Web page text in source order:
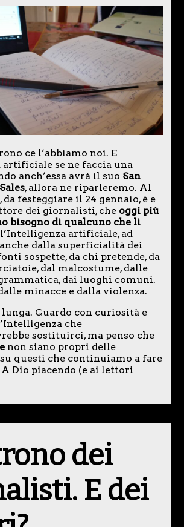
ce l’abbiamo noi. E
artificiale se ne faccia una
anch’essa avrà il suo San
, allora ne riparleremo. Al
festeggiare il 24 gennaio, è e
dei giornalisti, che oggi più
bisogno di qualcuno che li
artificiale, ad
dalla superficialità dei
sospette, da chi pretende, da
dal malcostume, dalle
dai luoghi comuni.
minacce e dalla violenza.
Guardo con curiosità e
che
sostituirci, ma penso che
non siano propri delle
su questi che continuiamo a fare
Dio piacendo (e ai lettori
dei
E dei